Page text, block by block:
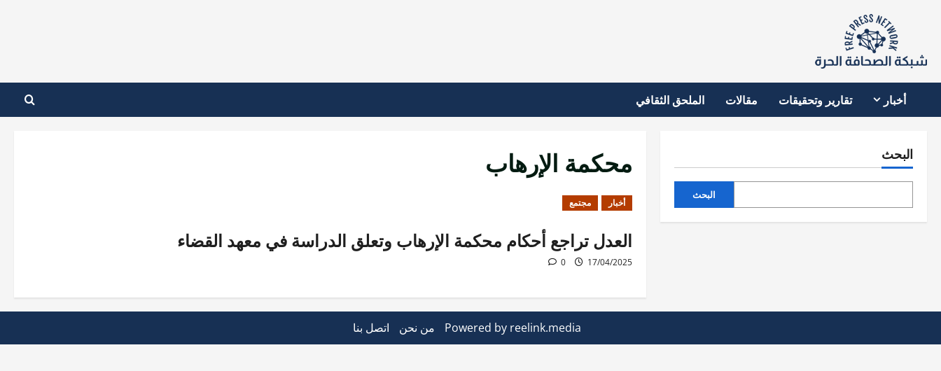
أخبار تقارير وتحقيقات مقالات الملحق الثقافي
محكمة الإرهاب
أخبار مجتمع
العدل تراجع أحكام محكمة الإرهاب وتعلق الدراسة في معهد القضاء
17/04/2025
0
البحث
البحث
Powered by reelink.media من نحن اتصل بنا